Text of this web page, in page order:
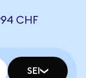
CHF
SEI